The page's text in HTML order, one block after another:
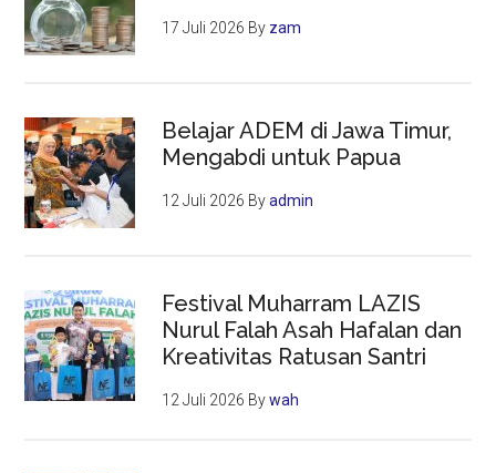
17 Juli 2026 By zam
Belajar ADEM di Jawa Timur,
Mengabdi untuk Papua
12 Juli 2026 Byadmin
Festival Muharram LAZIS
Nurul Falah Asah Hafalan dan
Kreativitas Ratusan Santri
12 Juli 2026 Bywah